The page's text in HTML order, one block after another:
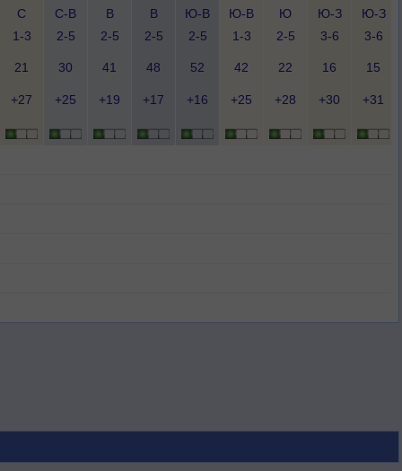
С
1-3
С-В
2-5
В
2-5
В
2-5
Ю-В
2-5
Ю-В
1-3
Ю
2-5
Ю-З
3-6
Ю-З
3-6
21 30 41 48 52 42 22 16 15
+27 +25 +19 +17 +16 +25 +28 +30 +31